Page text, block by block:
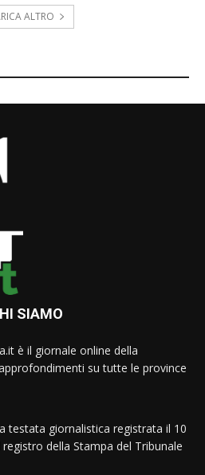
ALTRO
SIAMO
è il giornale online della
su tutte le province
testata giornalistica registrata il 10
della Stampa del Tribunale